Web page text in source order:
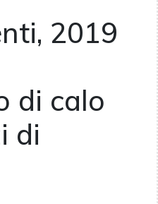
2019
di calo
di